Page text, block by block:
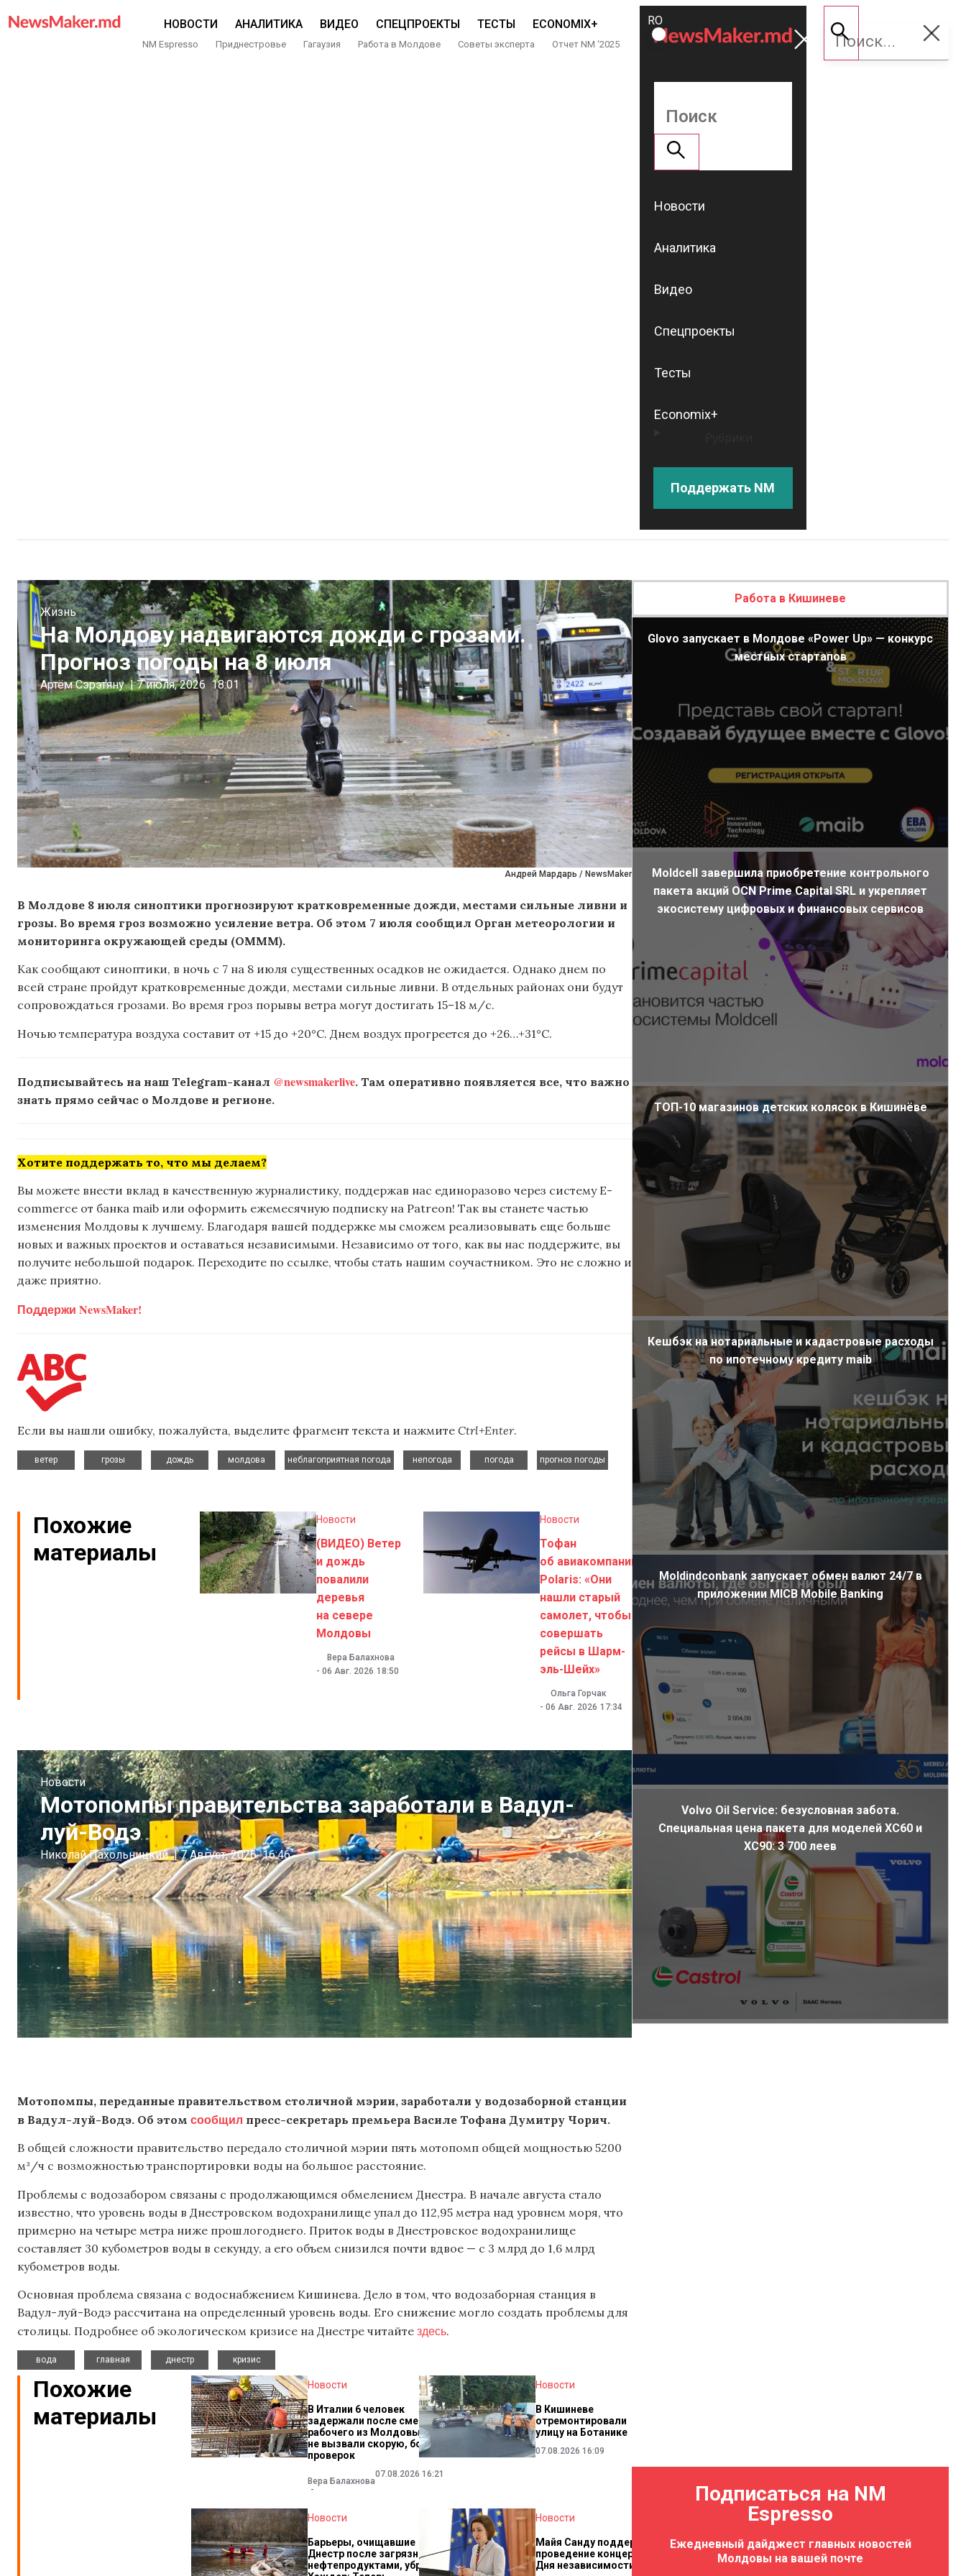
НОВОСТИ АНАЛИТИКА ВИДЕО СПЕЦПРОЕКТЫ ТЕСТЫ ECONOMIX+
NM Espresso Приднестровье Гагаузия Работа в Молдове Советы эксперта Отчет NM ‘2025
ROMÂNĂ
RU
Поддержать
NM
Новости
Аналитика
Видео
Спецпроекты
Тесты
Economix+
Поддержать NM
Андрей Мардарь / NewsMaker
Жизнь
На Молдову надвигаются дожди с грозами.
Прогноз погоды на 8 июля
Артём Сэрэтяну | 7 июля, 2026 18:01
В Молдове 8 июля синоптики прогнозируют кратковременные дожди, местами сильные ливни и
грозы. Во время гроз возможно усиление ветра. Об этом 7 июля сообщил Орган метеорологии и
мониторинга окружающей среды (OMMM).
Как сообщают синоптики, в ночь с 7 на 8 июля существенных осадков не ожидается. Однако днем по
всей стране пройдут кратковременные дожди, местами сильные ливни. В отдельных районах они будут
сопровождаться грозами. Во время гроз порывы ветра могут достигать 15–18 м/с.
Ночью температура воздуха составит от +15 до +20°C. Днем воздух прогреется до +26…+31°C.
Подписывайтесь на наш Telegram-канал @newsmakerlive. Там оперативно появляется все, что важно
знать прямо сейчас о Молдове и регионе.
Хотите поддержать то, что мы делаем?
Вы можете внести вклад в качественную журналистику, поддержав нас единоразово через систему E-
commerce от банка maib или оформить ежемесячную подписку на Patreon! Так вы станете частью
изменения Молдовы к лучшему. Благодаря вашей поддержке мы сможем реализовывать еще больше
новых и важных проектов и оставаться независимыми. Независимо от того, как вы нас поддержите, вы
получите небольшой подарок. Переходите по ссылке, чтобы стать нашим соучастником. Это не сложно и
даже приятно.
Поддержи NewsMaker!
Если вы нашли ошибку, пожалуйста, выделите фрагмент текста и нажмите Ctrl+Enter.
ветер
грозы
дождь
молдова
неблагоприятная погода
непогода
погода
прогноз погоды
Похожие
материалы
Новости
(ВИДЕО) Ветер
и дождь
повалили
деревья
на севере
Молдовы
Вера Балахнова
- 06 Авг. 2026 18:50
Новости
Тофан
об авиакомпании
Polaris: «Они
нашли старый
самолет, чтобы
совершать
рейсы в Шарм-
эль-Шейх»
Ольга Горчак
- 06 Авг. 2026 17:34
Новости
Мотопомпы правительства заработали в Вадул-
луй-Водэ
Николай Пахольницкий | 7 Август, 2026 16:46
Мотопомпы, переданные правительством столичной мэрии, заработали у водозаборной станции
в Вадул-луй-Водэ. Об этом сообщил пресс-секретарь премьера Василе Тофана Думитру Чорич.
В общей сложности правительство передало столичной мэрии пять мотопомп общей мощностью 5200
м³/ч с возможностью транспортировки воды на большое расстояние.
Проблемы с водозабором связаны с продолжающимся обмелением Днестра. В начале августа стало
известно, что уровень воды в Днестровском водохранилище упал до 112,95 метра над уровнем моря, что
примерно на четыре метра ниже прошлогоднего. Приток воды в Днестровское водохранилище
составляет 30 кубометров воды в секунду, а его объем снизился почти вдвое — с 3 млрд до 1,6 млрд
кубометров воды.
Основная проблема связана с водоснабжением Кишинева. Дело в том, что водозаборная станция в
Вадул-луй-Водэ рассчитана на определенный уровень воды. Его снижение могло создать проблемы для
столицы. Подробнее об экологическом кризисе на Днестре читайте здесь.
вода
главная
днестр
кризис
Похожие
материалы
Новости
В Италии 6 человек
задержали после смерти
рабочего из Молдовы. Они
не вызвали скорую, боясь
проверок
Вера Балахнова
07.08.2026 16:21
Новости
В Кишиневе
отремонтировали
улицу на Ботанике
07.08.2026 16:09
Новости
Барьеры, очищавшие
Днестр после загрязнения
нефтепродуктами, убрали.
Новости
Майя Санду поддержала
проведение концерта в честь
Дня независимости Молдовы
Работа в Кишиневе
Glovo запускает в Молдове «Power Up» — конкурс
местных стартапов
Moldcell завершила приобретение контрольного
пакета акций OCN Prime Capital SRL и укрепляет
экосистему цифровых и финансовых сервисов
ТОП-10 магазинов детских колясок в Кишинёве
Кешбэк на нотариальные и кадастровые расходы
по ипотечному кредиту maib
Moldindconbank запускает обмен валют 24/7 в
приложении MICB Mobile Banking
Volvo Oil Service: безусловная забота.
Специальная цена пакета для моделей XC60 и
XC90: 3 700 леев
Подписаться на NM
Espresso
Ежедневный дайджест главных новостей
Молдовы на вашей почте